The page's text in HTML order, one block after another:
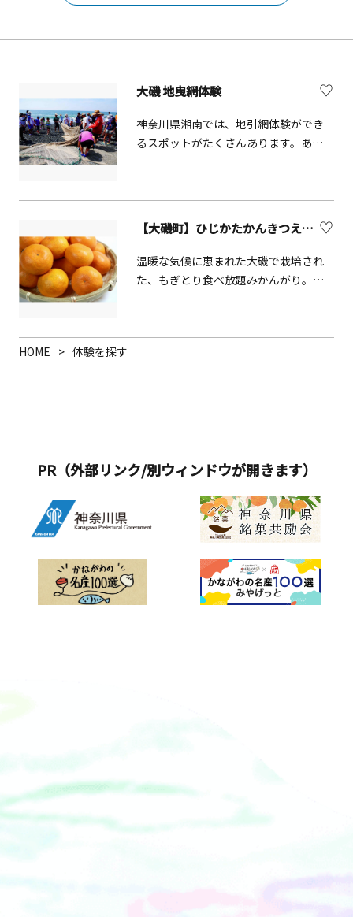
大磯 地曳網体験
神奈川県湘南では、地引網体験ができ
るスポットがたくさんあります。あら
光地引き網体験では、大体漁師さんが
仕掛けておいてくれた網をみんなで引
くというスタイル。大勢でワイワイ楽
しく、獲れた魚をその場でBBQにした
り料理したりして食べることが多いで
【大磯町】ひじかたかんきつえん（みかん狩り）
温暖な気候に恵まれた大磯で栽培され
た、もぎとり食べ放題みかんがり。毎
HOME 体験を探す
PR（外部リンク/別ウィンドウが開きます）